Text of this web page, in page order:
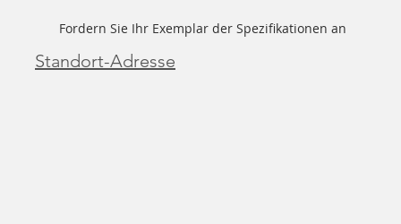
Fordern Sie Ihr Exemplar der Spezifikationen an
Standort-Adresse